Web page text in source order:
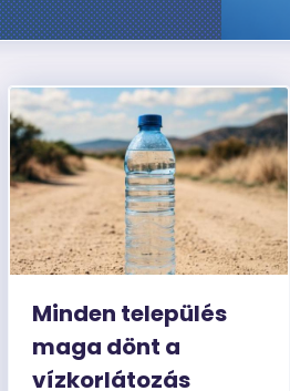
Minden település
maga dönt a
vízkorlátozás